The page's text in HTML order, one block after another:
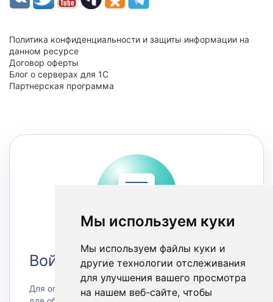
Мы используем куки
Мы используем файлы куки и
другие технологии отслеживания
для улучшения вашего просмотра
на нашем веб-сайте, чтобы
Политика конфиденциальности и защиты информации на
данном ресурсе
Договор оферты
Блог о серверах для 1С
Партнерская программа
Войти в Личный кабинет
Для оплаты счетов или заказа сервера, а также